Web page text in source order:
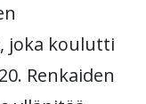
joka koulutti
Renkaiden